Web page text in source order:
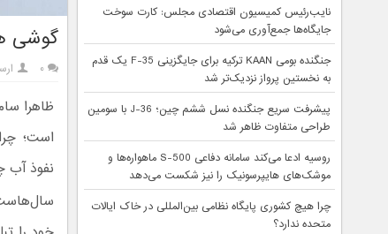
گوشی
۰
ظاهرا
است؛
نفوذ آب
نایب‌رئیس کمیسیون اقتصادی مجلس: کارت سوخت
جایگاه‌ها جمع‌آوری می‌شود
جنگنده بومی KAAN ترکیه برای جایگزینی F-35 یک قدم
به نخستین پرواز نزدیک‌تر شد
پیشرفت سریع جنگنده نسل ششم چین؛ J-36 با سومین
طراحی متفاوت ظاهر شد
روسیه ادعا می‌کند سامانه دفاعی S-500 ماهواره‌ها و
موشک‌های هایپرسونیک را نیز شکست می‌دهد
چرا هیچ کشوری پایگاه نظامی بین‌المللی در خاک ایالات
متحده ندارد؟